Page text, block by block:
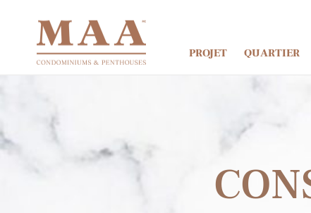
PROJET QUARTIER